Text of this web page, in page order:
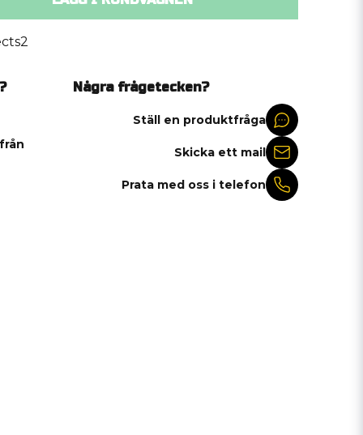
Några frågetecken?
Ställ en produktfråga
Skicka ett mail
Prata med oss i telefon